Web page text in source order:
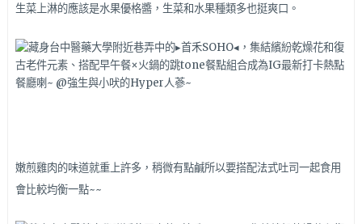
生菜上淋的應該是水果優格醬，生菜和水果種類多也挺爽口。
嫩煎雞肉的味道就重上許多，稍微有點鹹所以要搭配法式吐司一起食用
會比較均衡一點~~